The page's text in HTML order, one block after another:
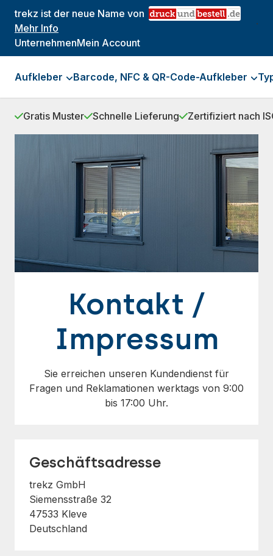
trekz ist der neue Name von
Mehr Info
.
UnternehmenMein Account
Aufkleber Barcode, NFC & QR-Code-Aufkleber
Gratis Muster Schnelle Lieferung Zertifiziert nach
Kontakt /
Impressum
Sie erreichen unseren Kundendienst für
Fragen und Reklamationen werktags von 9:00
bis 17:00 Uhr.
Geschäftsadresse
trekz GmbH
Siemensstraße 32
47533 Kleve
Deutschland